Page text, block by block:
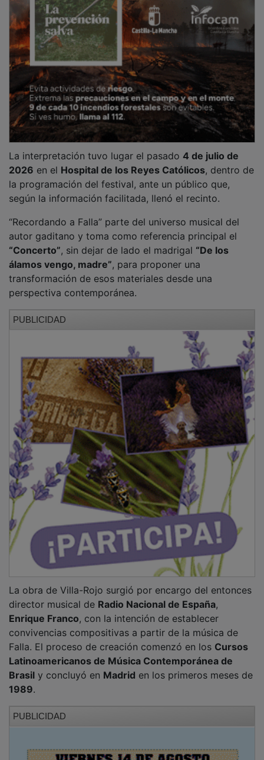
2026en elHospital de los Reyes Católicos , dentro de
la programación del festival, ante un público que,
según la información facilitada, llenó el recinto.
autor gaditano y toma como referencia principal el
“Concerto”, sin dejar de lado el madrigal “De los
álamos vengo, madre”, para proponer una
transformación de esos materiales desde una
perspectiva contemporánea.
director musical deRadio Nacional de España,
Enrique Franco, con la intención de establecer
convivencias compositivas a partir de la música de
Falla. El proceso de creación comenzó en losCursos
Latinoamericanos de Música Contemporánea de
Brasily concluyó enMadriden los primeros meses de
1989.